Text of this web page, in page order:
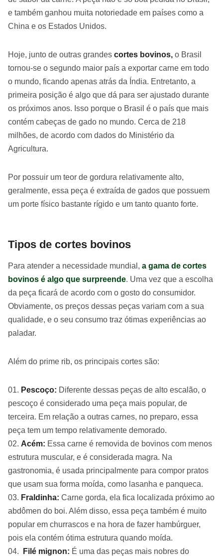
e também ganhou muita notoriedade em países como a
China e os Estados Unidos.
Hoje, junto de outras grandes cortes bovinos, o Brasil
tornou-se o segundo maior país a exportar carne em todo
o mundo, ficando apenas atrás da Índia. Entretanto, a
primeira posição é algo que dá para ser ajustado durante
os próximos anos. Isso porque o Brasil é o país que mais
contém cabeças de gado no mundo. Cerca de 218
milhões, de acordo com dados do Ministério da
Agricultura.
Por possuir um teor de gordura relativamente alto,
geralmente, essa peça é extraída de gados que possuem
um porte físico bastante rígido e um tanto quanto forte.
Tipos de cortes bovinos
Para atender a necessidade mundial, a gama de cortes
bovinos é algo que surpreende. Uma vez que a escolha
da peça ficará de acordo com o gosto do consumidor.
Obviamente, os preços dessas peças variam com a sua
qualidade, e o seu consumo traz ótimas experiências ao
paladar.
Além do prime rib, os principais cortes são:
Pescoço: Diferente dessas peças de alto escalão, o
pescoço é considerado uma peça mais popular, de
terceira. Em relação a outras carnes, no preparo, essa
peça tem um tempo relativamente demorado.
Acém: Essa carne é removida de bovinos com menos
estrutura muscular, e é considerada magra. Na
gastronomia, é usada principalmente para compor pratos
que usam sua forma moída, como lasanha e panqueca.
Fraldinha: Carne gorda, ela fica localizada próximo ao
abdômen do boi. Além disso, essa peça também é muito
popular em churrascos e na hora de fazer hambúrguer,
pois ela contém ótima estrutura quando moída.
Filé mignon: É uma das peças mais nobres do